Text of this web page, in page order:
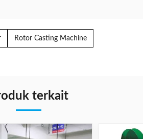
Rotor Casting Machine
terkait